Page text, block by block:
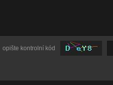
opište kontrolní kód